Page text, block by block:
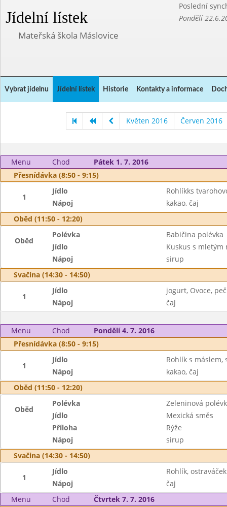
Jídelní lístek
Poslední
Pondělí
Mateřská škola Máslovice
Vybrat jídelnu Jídelní lístek Historie Kontakty a informace
Květen 2016 Červen 2016
Menu Chod
Pátek 1. 7. 2016
Přesnídávka (8:50 - 9:15)
1
Jídlo
Rohlíkks
Nápoj
kakao, čaj
Oběd (11:50 - 12:20)
Oběd
Polévka
Babičina polévka
Jídlo
Kuskus s mletým
Nápoj
sirup
Svačina (14:30 - 14:50)
1
Jídlo
jogurt, Ovoce,
Nápoj
čaj
Menu Chod
Pondělí 4. 7. 2016
Přesnídávka (8:50 - 9:15)
1
Jídlo
Rohlík s máslem,
Nápoj
kakao, čaj
Oběd (11:50 - 12:20)
Oběd
Polévka
Zeleninová
Jídlo
Mexická směs
Příloha
Rýže
Nápoj
sirup
Svačina (14:30 - 14:50)
1
Jídlo
Rohlík, ostraváček
Nápoj
čaj
Menu
Chod
Čtvrtek 7. 7. 2016